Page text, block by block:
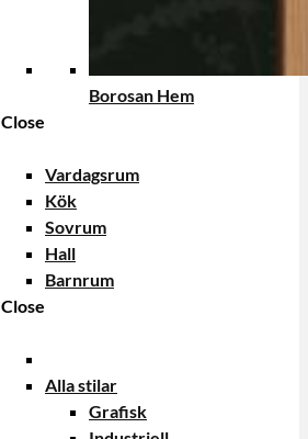
Borosan Hem
Close
Vardagsrum
Kök
Sovrum
Hall
Barnrum
Close
Alla stilar
Grafisk